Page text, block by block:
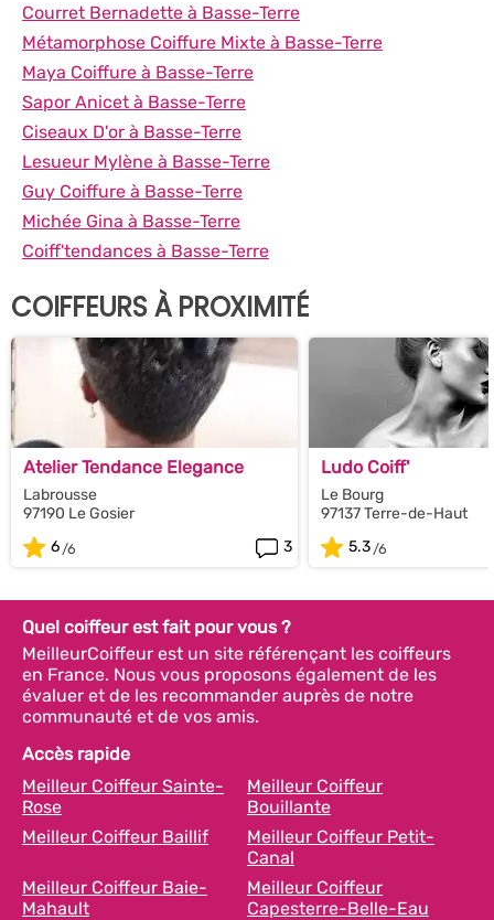
Courret Bernadette à Basse-Terre
Métamorphose Coiffure Mixte à Basse-Terre
Maya Coiffure à Basse-Terre
Sapor Anicet à Basse-Terre
Ciseaux D'or à Basse-Terre
Lesueur Mylène à Basse-Terre
Guy Coiffure à Basse-Terre
Michée Gina à Basse-Terre
Coiff'tendances à Basse-Terre
COIFFEURS À PROXIMITÉ
Atelier Tendance Elegance
Labrousse
97190 Le Gosier
6
3
Ludo Coiff'
Le Bourg
97137 Terre-de-Haut
5.3
Quel coiffeur est fait pour vous ?
MeilleurCoiffeur est un site référençant les coiffeurs
en France. Nous vous proposons également de les
évaluer et de les recommander auprès de notre
communauté et de vos amis.
Accès rapide
Meilleur Coiffeur Sainte-
Rose
Meilleur Coiffeur
Bouillante
Meilleur Coiffeur Baillif
Meilleur Coiffeur Petit-
Canal
Meilleur Coiffeur Baie-
Mahault
Meilleur Coiffeur
Capesterre-Belle-Eau